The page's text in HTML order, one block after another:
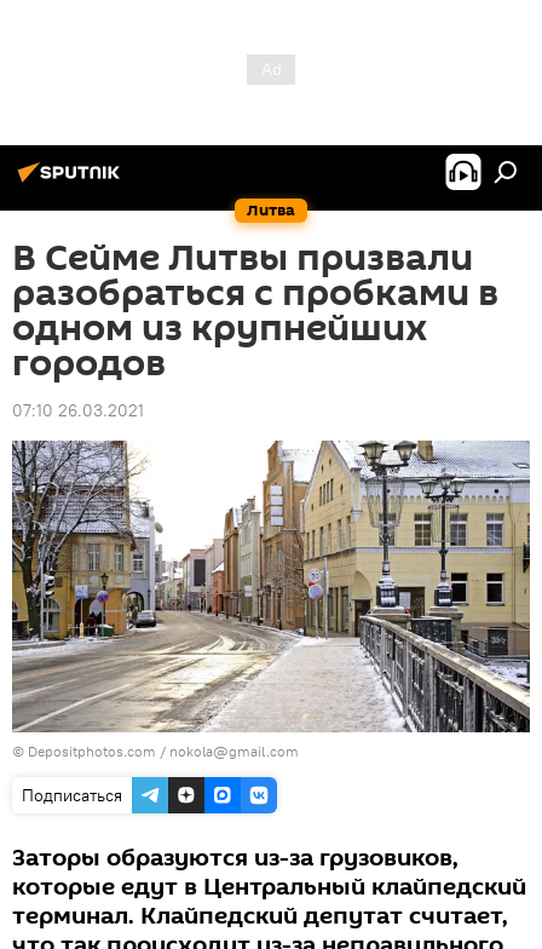
Литва
В Сейме Литвы призвали
разобраться с пробками в
одном из крупнейших
городов
07:10 26.03.2021
© Depositphotos.com / nokola@gmail.com
Подписаться
Заторы образуются из-за грузовиков,
которые едут в Центральный клайпедский
терминал. Клайпедский депутат считает,